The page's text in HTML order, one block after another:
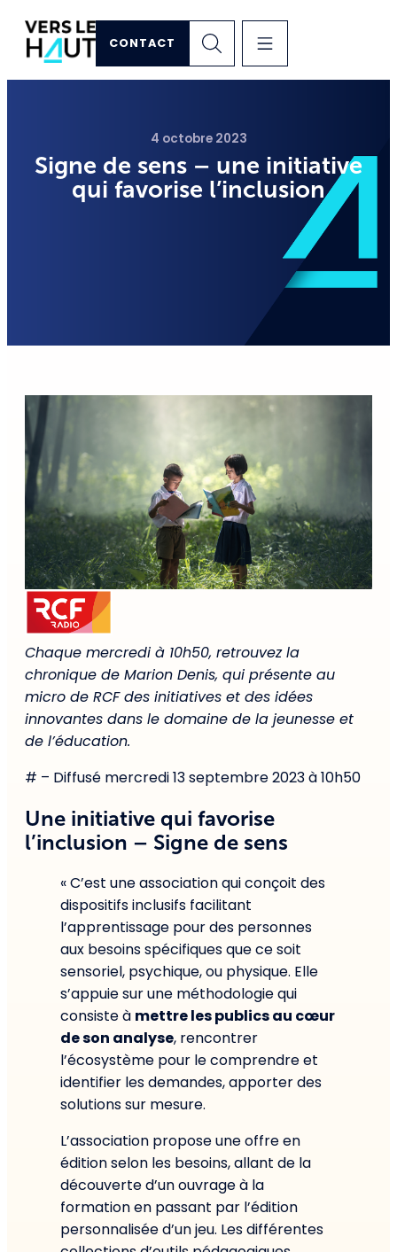
CONTACT
4 octobre 2023
Signe de sens – une initiative
qui favorise l’inclusion
Chaque mercredi à 10h50, retrouvez la
chronique de Marion Denis, qui présente au
micro de RCF des initiatives et des idées
innovantes dans le domaine de la jeunesse et
de l’éducation.
# – Diffusé mercredi 13 septembre 2023 à 10h50
Une initiative qui favorise
l’inclusion – Signe de sens
« C’est une association qui conçoit des
dispositifs inclusifs facilitant
l’apprentissage pour des personnes
aux besoins spécifiques que ce soit
sensoriel, psychique, ou physique. Elle
s’appuie sur une méthodologie qui
consiste à mettre les publics au cœur
de son analyse, rencontrer
l’écosystème pour le comprendre et
identifier les demandes, apporter des
solutions sur mesure.
L’association propose une offre en
édition selon les besoins, allant de la
découverte d’un ouvrage à la
formation en passant par l’édition
personnalisée d’un jeu. Les différentes